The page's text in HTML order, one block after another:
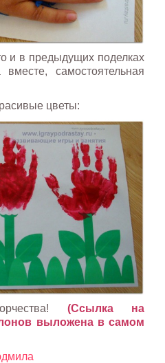
и в предыдущих поделках
самостоятельная
цветы:
(Ссылка на
выложена в самом